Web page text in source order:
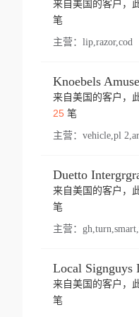
来自美国的客户，
笔
主营： lip,razor,cod
来自美国的客户，
25笔
主营：
来自美国的客户，
笔
主营：
Local Signguys
来自美国的客户，
笔